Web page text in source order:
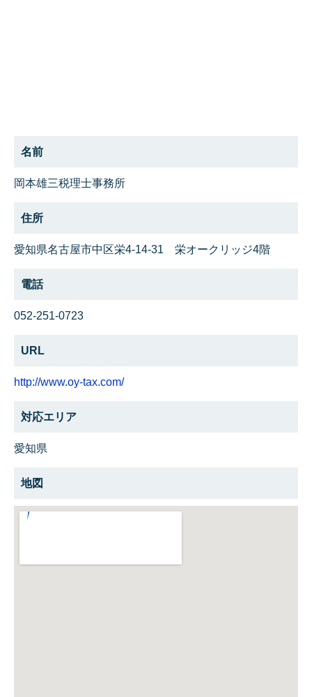
名前
岡本雄三税理士事務所
住所
愛知県名古屋市中区栄4-14-31 栄オークリッジ4階
電話
052-251-0723
URL
http://www.oy-tax.com/
対応エリア
愛知県
地図